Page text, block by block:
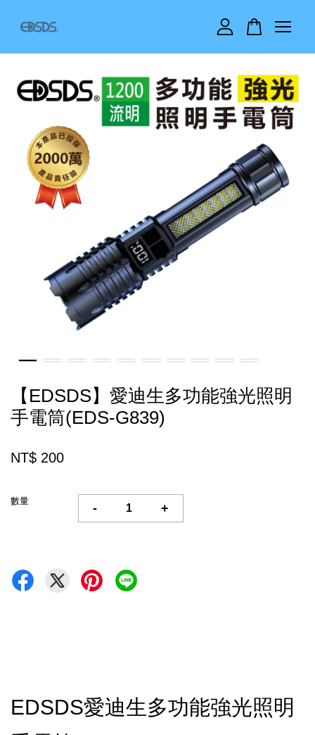
【EDSDS】愛迪生多功能強光照明
手電筒(EDS-G839)
NT$ 200
數量
- +
EDSDS愛迪生多功能強光照明
您的購物車目前還是空的。
繼續購物